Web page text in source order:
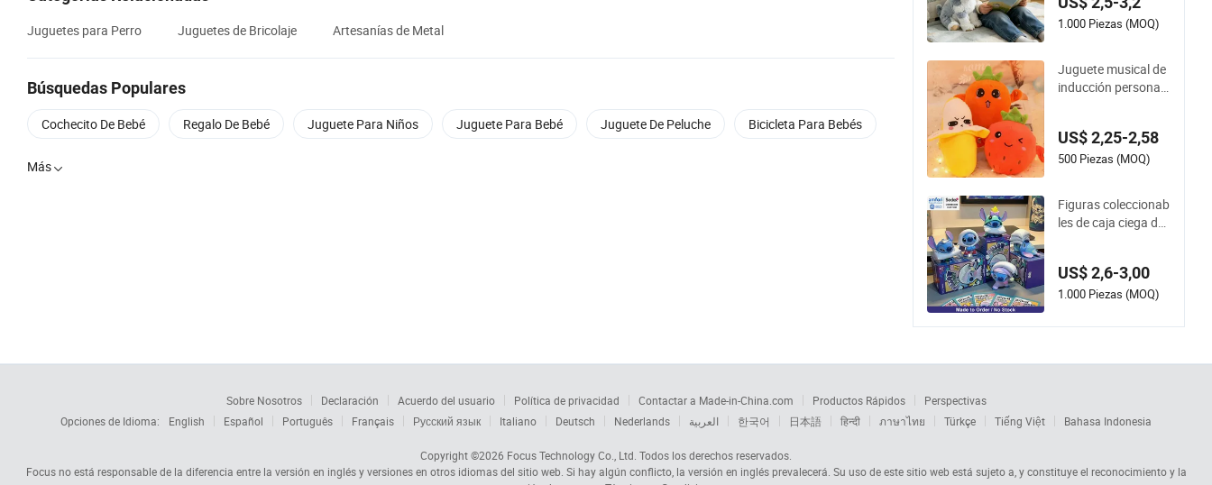
Juguetes para Perro Juguetes de Bricolaje Artesanías de Metal
Búsquedas Populares
Cochecito De Bebé Regalo De Bebé Juguete Para Niños Juguete Para Bebé Juguete De Peluche Bicicleta Para Bebés
Más
para niños
1.000 Piezas (MOQ)
Juguete musical de
inducción personali
icas con interacción
sensorial, plátano, z
a regalo de niños
US$ 2,25-2,58
500 Piezas (MOQ)
Figuras coleccionab
les de caja ciega de
ibujos animados, ju
guetes coleccionabl
anime kawaii, jugue
mayor
US$ 2,6-3,00
1.000 Piezas (MOQ)
Sobre Nosotros Declaración Acuerdo del usuario Política de privacidad Contactar a Made-in-China.com Productos Rápidos
Perspectivas
Opciones de Idioma:
English Español Português Français Русский язык Italiano Deutsch Nederlands العربية 한국어 日本語 हिन्दी ภาษาไทย Türkçe Tiếng Việt Bahasa Indonesia
Copyright ©2026 Focus Technology Co., Ltd. Todos los derechos reservados.
Focus no está responsable de la diferencia entre la versión en inglés y versiones en otros idiomas del sitio web. Si hay algún conflicto, la versión en inglés prevalecerá. Su uso de este sitio web está sujeto a, y constituye el reconocimiento y la